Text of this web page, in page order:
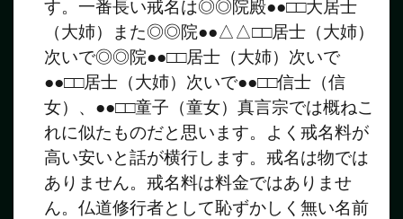
す。一番長い戒名は◎◎院殿●●□□大居士
（大姉）また◎◎院●●△△□□居士（大姉）
次いで◎◎院●●□□居士（大姉）次いで
●●□□居士（大姉）次いで●●□□信士（信
女）、●●□□童子（童女）真言宗では概ねこ
れに似たものだと思います。よく戒名料が
高い安いと話が横行します。戒名は物では
ありません。戒名料は料金ではありませ
ん。仏道修行者として恥ずかしく無い名前